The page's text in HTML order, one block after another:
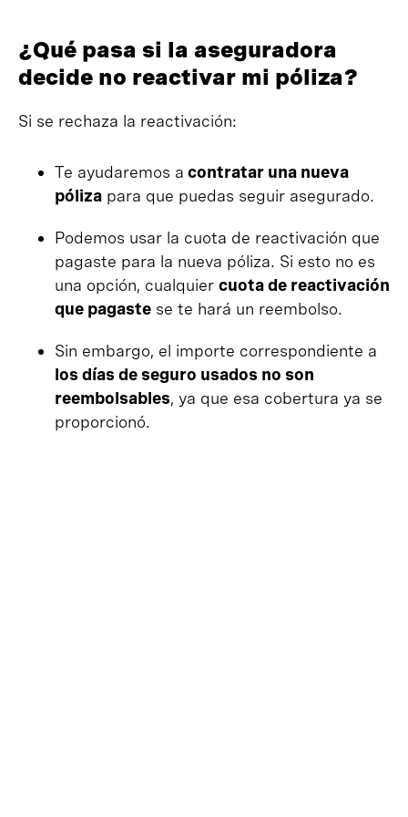
¿Qué pasa si la aseguradora
decide no reactivar mi póliza?
Si se rechaza la reactivación:
Te ayudaremos a contratar una nueva
póliza para que puedas seguir asegurado.
Podemos usar la cuota de reactivación que
pagaste para la nueva póliza. Si esto no es
una opción, cualquier cuota de reactivación
que pagaste se te hará un reembolso.
Sin embargo, el importe correspondiente a
los días de seguro usados no son
reembolsables, ya que esa cobertura ya se
proporcionó.